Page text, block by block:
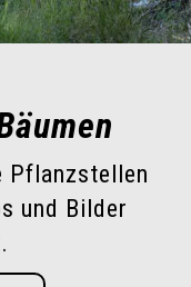
Pflanzstellen
und Bilder